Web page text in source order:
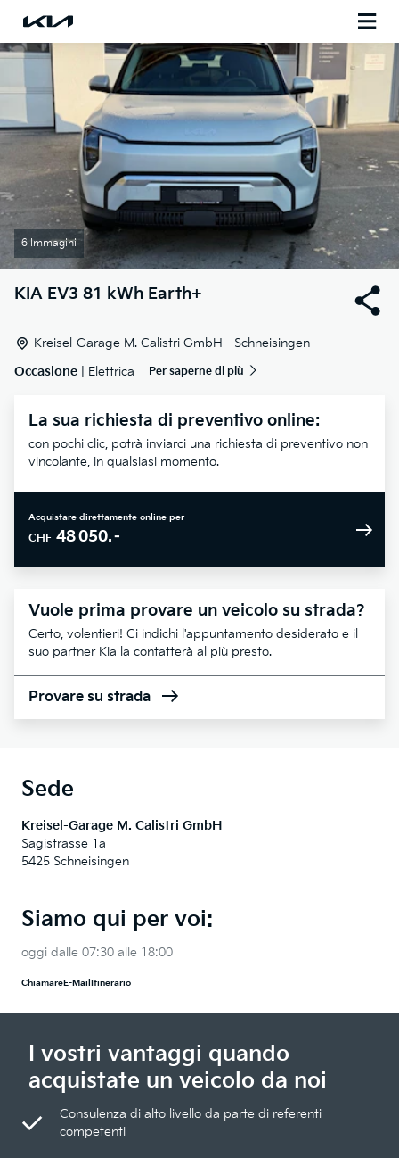
6 Immagini
KIA EV3 81 kWh Earth+
Kreisel-Garage M. Calistri GmbH - Schneisingen
Occasione | Elettrica Per saperne di più
La sua richiesta di preventivo online:
con pochi clic, potrà inviarci una richiesta di preventivo non
vincolante, in qualsiasi momento.
Acquistare direttamente online per
CHF 48 050.–
Vuole prima provare un veicolo su strada?
Certo, volentieri! Ci indichi l'appuntamento desiderato e il
suo partner Kia la contatterà al più presto.
Provare su strada
Sede
Kreisel-Garage M. Calistri GmbH
Sagistrasse 1a
5425 Schneisingen
Siamo qui per voi:
oggi dalle 07:30 alle 18:00
ChiamareE-Mail Itinerario
I vostri vantaggi quando
acquistate un veicolo da noi
Consulenza di alto livello da parte di referenti
competenti